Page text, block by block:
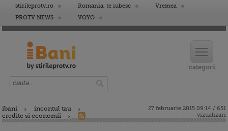
stirileprotv.ro Romania, te iubesc
Vremea
PROTV NEWS
VOYO
ibani
incontul tau
credite si economii
27 februarie 2015 09:14 / 651
vizualizari